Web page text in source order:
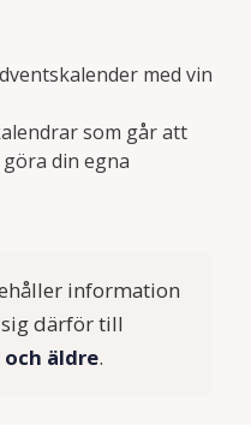
som går att
din egna
information
därför till
och äldre.